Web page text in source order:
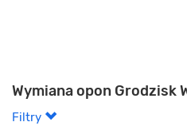
Wymiana opon Grodzisk
Filtry